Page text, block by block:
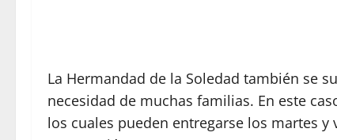
La Hermandad de la Soledad también se
necesidad de muchas familias. En este
los cuales pueden entregarse los martes y